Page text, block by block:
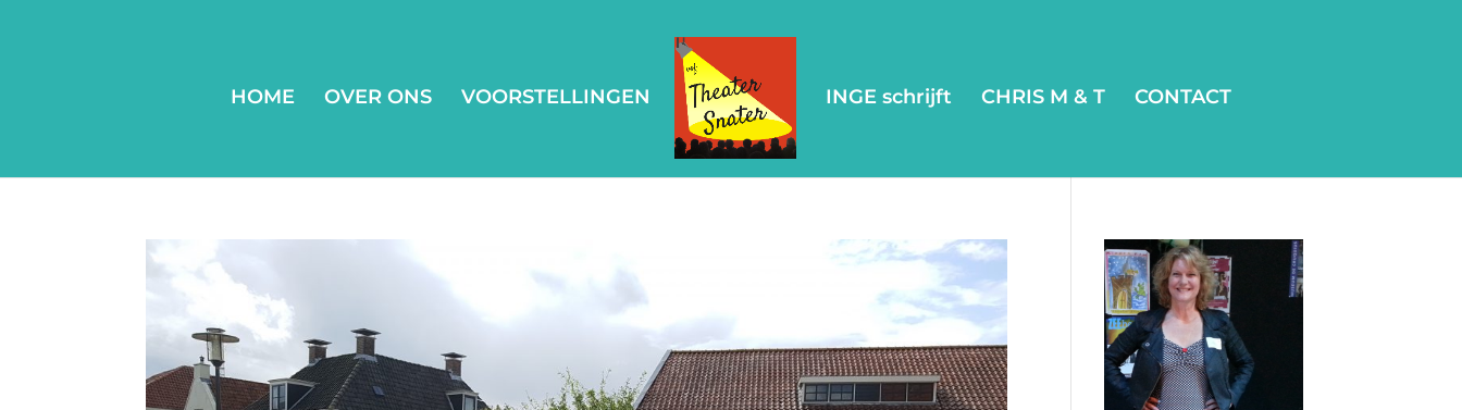
HOME OVER ONS VOORSTELLINGEN INGE schrijft CHRIS M & T CONTACT